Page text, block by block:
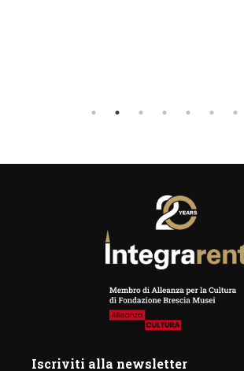
Iscriviti alla newsletter